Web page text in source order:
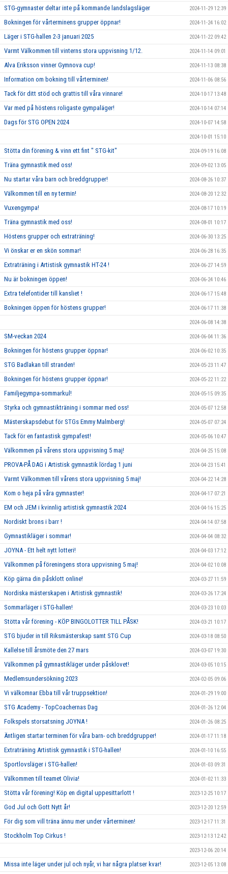
STG-gymnaster deltar inte på kommande landslagsläger 2024-11-29 12:39
Bokningen för vårterminens grupper öppnar! 2024-11-24 16:02
Läger i STG-hallen 2-3 januari 2025 2024-11-22 09:42
Varmt Välkommen till vinterns stora uppvisning 1/12. 2024-11-14 09:01
Alva Eriksson vinner Gymnova cup! 2024-11-13 08:38
Information om bokning till vårterminen! 2024-11-06 08:56
Tack för ditt stöd och grattis till våra vinnare! 2024-10-17 13:48
Var med på höstens roligaste gympaläger! 2024-10-14 07:14
Dags för STG OPEN 2024 2024-10-07 14:58
2024-10-01 15:10
Stötta din förening & vinn ett fint " STG-kit" 2024-09-19 16:08
Träna gymnastik med oss! 2024-09-02 13:05
Nu startar våra barn och breddgrupper! 2024-08-26 10:37
Välkommen till en ny termin! 2024-08-20 12:32
Vuxengympa! 2024-08-17 10:19
Träna gymnastik med oss! 2024-08-01 10:17
Höstens grupper och extraträning! 2024-06-30 13:25
Vi önskar er en skön sommar! 2024-06-28 16:35
Extraträning i Artistisk gymnastik HT-24 ! 2024-06-27 14:59
Nu är bokningen öppen! 2024-06-24 10:46
Extra telefontider till kansliet ! 2024-06-17 15:48
Bokningen öppen för höstens grupper! 2024-06-17 11:38
2024-06-08 14:38
SM-veckan 2024 2024-06-04 11:36
Bokningen för höstens grupper öppnar! 2024-06-02 10:35
STG Badlakan till stranden! 2024-05-23 11:47
Bokningen för höstens grupper öppnar! 2024-05-22 11:22
Familjegympa-sommarkul! 2024-05-15 09:35
Styrka och gymnastikträning i sommar med oss! 2024-05-07 12:58
Mästerskapsdebut för STGs Emmy Malmberg! 2024-05-07 07:24
Tack för en fantastisk gympafest! 2024-05-06 10:47
Välkommen på vårens stora uppvisning 5 maj! 2024-04-25 15:08
PROVA-PÅ DAG i Artistisk gymnastik lördag 1 juni 2024-04-23 15:41
Varmt Välkommen till vårens stora uppvisning 5 maj! 2024-04-22 14:28
Kom o heja på våra gymnaster! 2024-04-17 07:21
EM och JEM i kvinnlig artistisk gymnastik 2024 2024-04-16 15:25
Nordiskt brons i barr ! 2024-04-14 07:58
Gymnastikläger i sommar! 2024-04-04 08:32
JOYNA - Ett helt nytt lotteri! 2024-04-03 17:12
Välkommen på föreningens stora uppvisning 5 maj! 2024-04-02 10:08
Köp gärna din påsklott online! 2024-03-27 11:59
Nordiska mästerskapen i Artistisk gymnastik! 2024-03-26 17:24
Sommarläger i STG-hallen! 2024-03-23 10:03
Stötta vår förening - KÖP BINGOLOTTER TILL PÅSK! 2024-03-21 10:17
STG bjuder in till Riksmästerskap samt STG Cup 2024-03-18 08:50
Kallelse till årsmöte den 27 mars 2024-03-07 19:30
Välkommen på gymnastikläger under påsklovet! 2024-03-05 10:15
Medlemsundersökning 2023 2024-02-05 09:06
Vi välkomnar Ebba till vår truppsektion! 2024-01-29 19:00
STG Academy - TopCoachernas Dag 2024-01-26 12:04
Folkspels storsatsning JOYNA ! 2024-01-26 08:25
Äntligen startar terminen för våra barn- och breddgrupper! 2024-01-17 11:18
Extraträning Artistisk gymnastik i STG-hallen! 2024-01-10 16:55
Sportlovsläger i STG-hallen! 2024-01-03 09:31
Välkommen till teamet Olivia! 2024-01-02 11:33
Stötta vår förening! Köp en digital uppesittarlott ! 2023-12-25 10:17
God Jul och Gott Nytt år! 2023-12-20 12:59
För dig som vill träna ännu mer under vårterminen! 2023-12-17 11:31
Stockholm Top Cirkus ! 2023-12-13 12:42
2023-12-06 20:14
Missa inte läger under jul och nyår, vi har några platser kvar! 2023-12-05 13:08